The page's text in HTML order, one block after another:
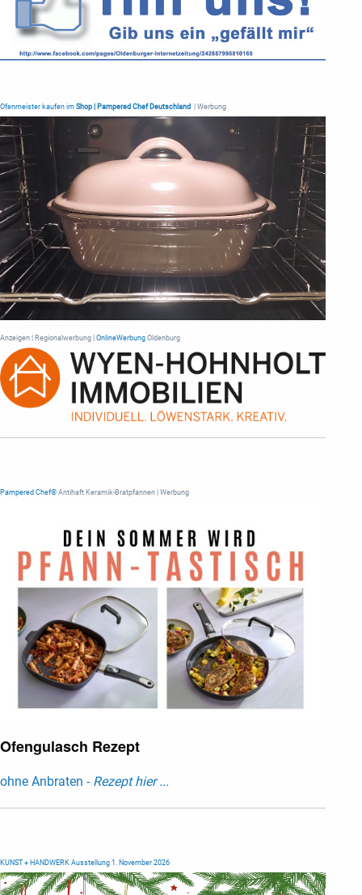
Ofenmeister kaufen im Shop | Pampered Chef Deutschland | Werbung
Anzeigen | Regionalwerbung | OnlineWerbung Oldenburg
Pampered Chef® Antihaft Keramik-Bratpfannen | Werbung
Ofengulasch Rezept
ohne Anbraten - Rezept hier ...
KUNST + HANDWERK Ausstellung 1. November 2026